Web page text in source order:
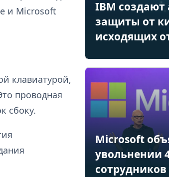
и Microsoft
клавиатурой,
проводная
сбоку.
IBM создают
защиты от
исходящих
Microsoft
увольнении
сотрудников